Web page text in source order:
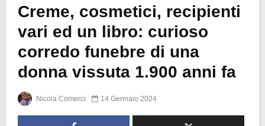
Creme, cosmetici, recipienti
vari ed un libro: curioso
corredo funebre di una
donna vissuta 1.900 anni fa
Nicola Comerci 14 Gennaio 2024